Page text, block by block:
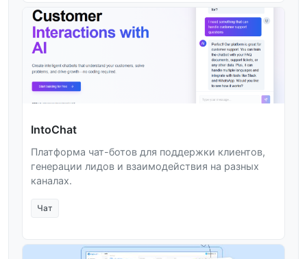
IntoChat
Платформа чат-ботов для поддержки клиентов,
генерации лидов и взаимодействия на разных
каналах.
Чат